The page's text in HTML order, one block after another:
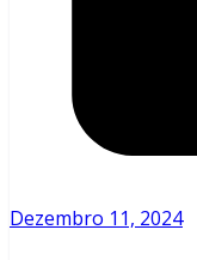
Dezembro 11, 2024